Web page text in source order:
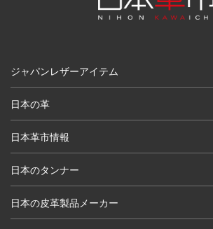
ジャパンレザーアイテム
日本の革
日本革市情報
日本のタンナー
日本の皮革製品メーカー